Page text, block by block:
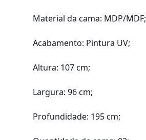
Material da cama: MDP/MDF;
Acabamento: Pintura UV;
Altura: 107 cm;
Largura: 96 cm;
Profundidade: 195 cm;